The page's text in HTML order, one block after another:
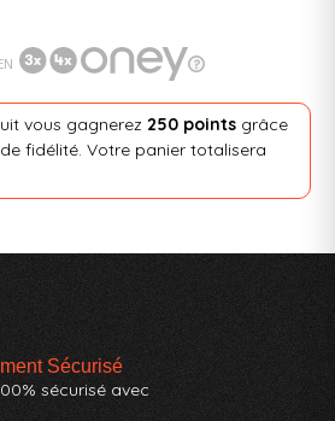
vous gagnerez 250 pointsgrâce
fidélité. Votre panier totalisera
Sécurisé
sécurisé avec